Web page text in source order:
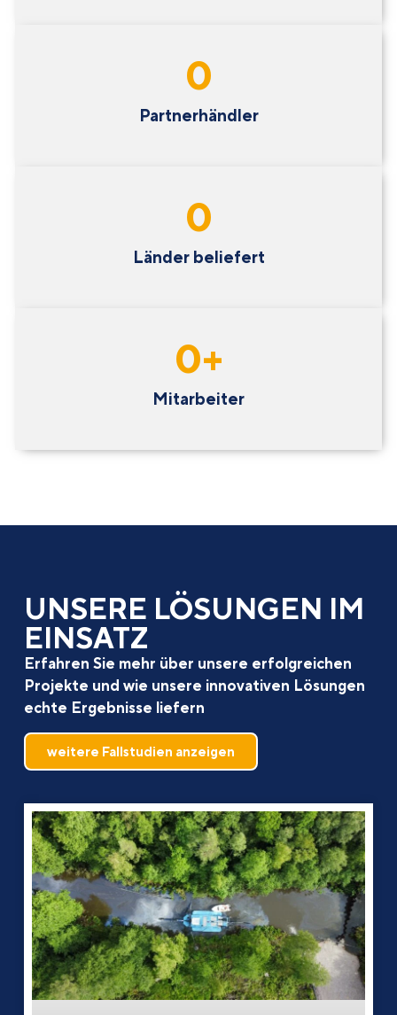
Partnerhändler
0
Länder beliefert
0
Mitarbeiter
0+
UNSERE LÖSUNGEN IM
EINSATZ
Erfahren Sie mehr über unsere erfolgreichen
Projekte und wie unsere innovativen Lösungen
echte Ergebnisse liefern
weitere Fallstudien anzeigen